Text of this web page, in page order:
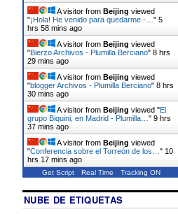
A visitor from Beijing viewed
"¡Hola! He venido para quedarme -… " 5
hrs 58 mins ago
A visitor from Beijing viewed
"Bierzo Archivos - Plumilla Berciano" 8 hrs
29 mins ago
A visitor from Beijing viewed
"blogger Archivos - Plumilla Berciano" 8 hrs
30 mins ago
A visitor from Beijing viewed "El
grupo Biquini, en Madrid - Plumilla… " 9 hrs
37 mins ago
A visitor from Beijing viewed
"Conferencia sobre el Torreón de los… " 10
hrs 17 mins ago
Get Script Real Time Tracking ON
NUBE DE ETIQUETAS